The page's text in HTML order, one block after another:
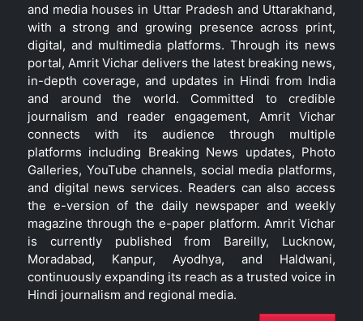
and media houses in Uttar Pradesh and Uttarakhand,
with a strong and growing presence across print,
digital, and multimedia platforms. Through its news
portal, Amrit Vichar delivers the latest breaking news,
in-depth coverage, and updates in Hindi from India
and around the world. Committed to credible
journalism and reader engagement, Amrit Vichar
connects with its audience through multiple
platforms including Breaking News updates, Photo
Galleries, YouTube channels, social media platforms,
and digital news services. Readers can also access
the e-version of the daily newspaper and weekly
magazine through the e-paper platform. Amrit Vichar
is currently published from Bareilly, Lucknow,
Moradabad, Kanpur, Ayodhya, and Haldwani,
continuously expanding its reach as a trusted voice in
Hindi journalism and regional media.